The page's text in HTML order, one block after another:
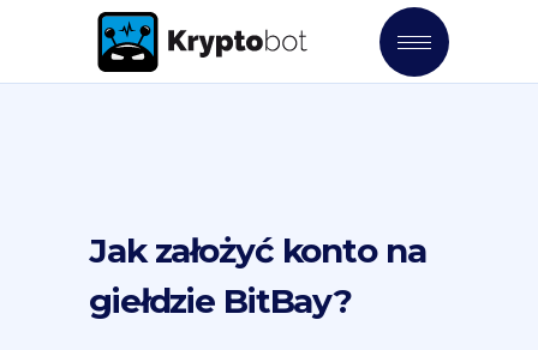
Jak założyć konto na
giełdzie BitBay?